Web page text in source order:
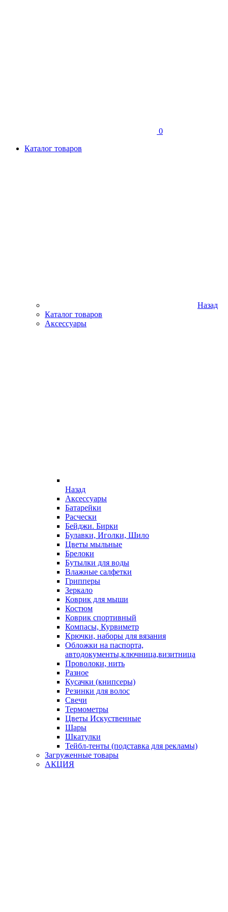
0
Каталог товаров
Назад
Каталог товаров
Аксессуары
Назад
Аксессуары
Батарейки
Расчески
Бейджи. Бирки
Булавки, Иголки, Шило
Цветы мыльные
Брелоки
Бутылки для воды
Влажные салфетки
Грипперы
Зеркало
Коврик для мыши
Костюм
Коврик спортивный
Компасы, Курвиметр
Крючки, наборы для вязания
Обложки на паспорта,
автодокументы,ключница,визитница
Проволоки, нить
Разное
Кусачки (книпсеры)
Резинки для волос
Свечи
Термометры
Цветы Искуственные
Шары
Шкатулки
Тейбл-тенты (подставка для рекламы)
Загруженные товары
АКЦИЯ